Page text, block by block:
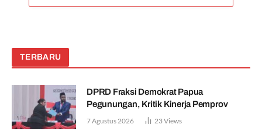
TERBARU
DPRD Fraksi Demokrat Papua
Pegunungan, Kritik Kinerja Pemprov
7 Agustus 2026 23Views